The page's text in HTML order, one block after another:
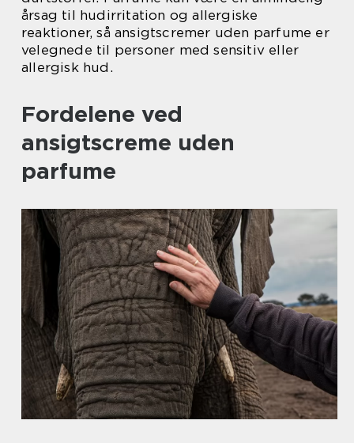
årsag til hudirritation og allergiske
reaktioner, så ansigtscremer uden parfume er
velegnede til personer med sensitiv eller
allergisk hud.
Fordelene ved
ansigtscreme uden
parfume